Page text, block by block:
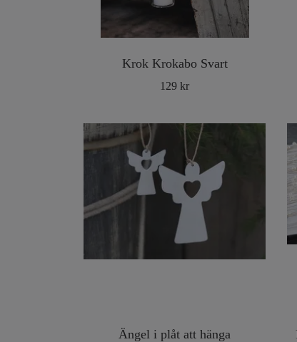
Krok Krokabo Svart
129 kr
Ängel i plåt att hänga